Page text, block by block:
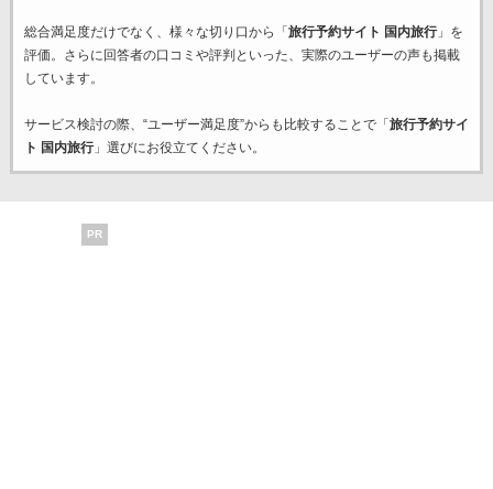
総合満足度だけでなく、様々な切り口から「 旅行予約サイト 国内旅行」を
評価。さらに回答者の口コミや評判といった、実際のユーザーの声も掲載
しています。
サービス検討の際、“ユーザー満足度”からも比較することで「 旅行予約サイ
ト 国内旅行」選びにお役立てください。
PR